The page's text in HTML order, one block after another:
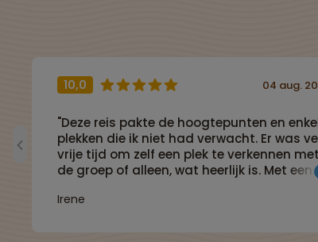
10,0
"Deze reis pakte de hoogtepunten en
plekken die ik niet had verwacht. Er was
vrije tijd om zelf een plek te verkennen met
de groep of alleen, wat heerlijk is. Met een
ver1"
Irene
04 aug.